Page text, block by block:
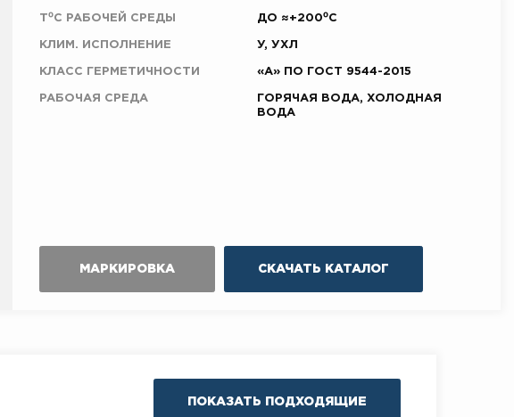
T⁰C РАБОЧЕЙ СРЕДЫ ДО ≈+200⁰С
КЛИМ. ИСПОЛНЕНИЕ У, УХЛ
КЛАСС ГЕРМЕТИЧНОСТИ «А» ПО ГОСТ 9544-2015
РАБОЧАЯ СРЕДА
ГОРЯЧАЯ ВОДА, ХОЛОДНАЯ
ВОДА
МАРКИРОВКА СКАЧАТЬ КАТАЛОГ